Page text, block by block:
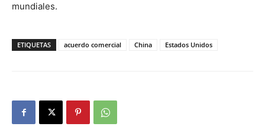
mundiales.
ETIQUETAS acuerdo comercial China Estados Unidos